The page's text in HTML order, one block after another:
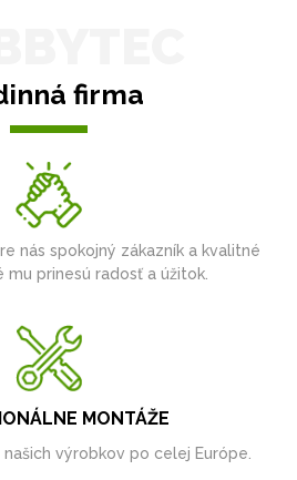
firma
nás spokojný zákazník a kvalitné
mu prinesú radosť a úžitok.
MONTÁŽE
výrobkov po celej Európe.